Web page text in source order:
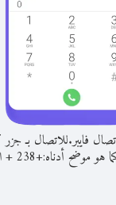
فايبر.للاتصال بـ
هو موضح أدناه:+
238
+